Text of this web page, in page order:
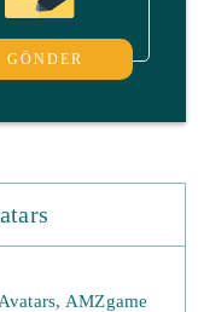
GÖNDER
AMZgame